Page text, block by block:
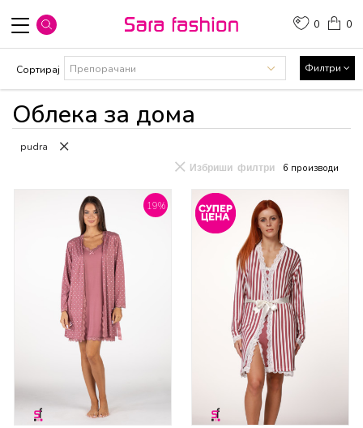
0
0
Облека за дома
Сортирај Филтри
pudra
6 производи
Избриши филтри
19%